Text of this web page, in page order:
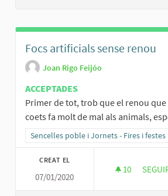
Focs artificials sense renou
Joan Rigo Feijóo
ACCEPTADES
Primer de tot, trob que el renou
coets fa molt de mal als animals,
Resultats al filtrar per la categoria:
Sencelles poble i Jornets - Fires i festes
CREAT EL
07/01/2020
10 10